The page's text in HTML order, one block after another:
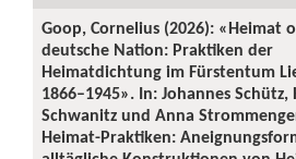
Goop, Cornelius (2026): «Heimat
deutsche Nation: Praktiken der
Heimatdichtung im Fürstentum
1866–1945». In: Johannes Schütz,
Schwanitz und Anna
Heimat-Praktiken: